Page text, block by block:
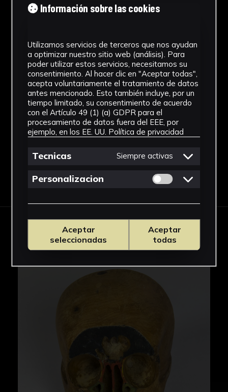
Cronología
Estilo
Abstracción Geométrica
Técnica
Tallada y policromada
Ver más
Descargar Ficha
IMÁGENES
Información sobre las cookies
Utilizamos servicios de terceros que nos ayudan
a optimizar nuestro sitio web (análisis). Para
poder utilizar estos servicios, necesitamos su
consentimiento. Al hacer clic en "Aceptar todas",
acepta voluntariamente el tratamiento de datos
antes mencionado. Esto también incluye, por un
tiempo limitado, su consentimiento de acuerdo
con el Artículo 49 (1) (a) GDPR para el
procesamiento de datos fuera del EEE, por
ejemplo, en los EE. UU. Política de privacidad
Tecnicas Siempre activas
Personalizacion Permitir cookies
Aceptar
seleccionadas
Aceptar
todas